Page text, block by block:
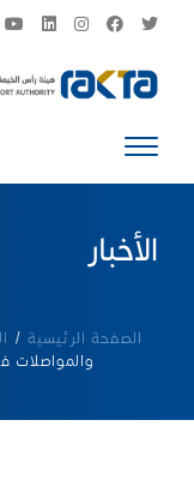
الأخبار
الصفحة الرئيسية/
والمواصلات